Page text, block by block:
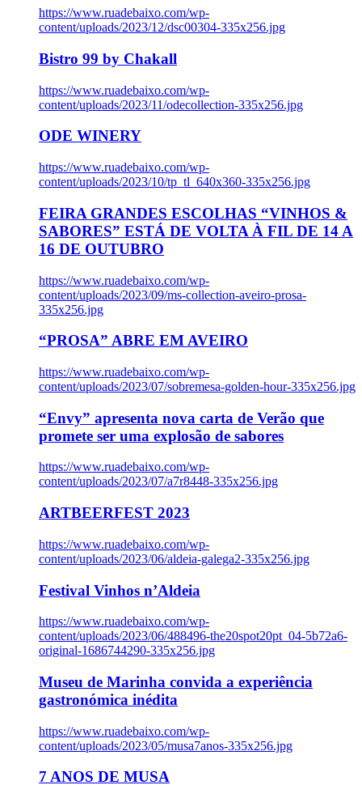
https://www.ruadebaixo.com/wp-
content/uploads/2023/12/dsc00304-335x256.jpg
Bistro 99 by Chakall
https://www.ruadebaixo.com/wp-
content/uploads/2023/11/odecollection-335x256.jpg
ODE WINERY
https://www.ruadebaixo.com/wp-
content/uploads/2023/10/tp_tl_640x360-335x256.jpg
FEIRA GRANDES ESCOLHAS “VINHOS &
SABORES” ESTÁ DE VOLTA À FIL DE 14 A
16 DE OUTUBRO
https://www.ruadebaixo.com/wp-
content/uploads/2023/09/ms-collection-aveiro-prosa-
335x256.jpg
“PROSA” ABRE EM AVEIRO
https://www.ruadebaixo.com/wp-
content/uploads/2023/07/sobremesa-golden-hour-335x256.jpg
“Envy” apresenta nova carta de Verão que
promete ser uma explosão de sabores
https://www.ruadebaixo.com/wp-
content/uploads/2023/07/a7r8448-335x256.jpg
ARTBEERFEST 2023
https://www.ruadebaixo.com/wp-
content/uploads/2023/06/aldeia-galega2-335x256.jpg
Festival Vinhos n’Aldeia
https://www.ruadebaixo.com/wp-
content/uploads/2023/06/488496-the20spot20pt_04-5b72a6-
original-1686744290-335x256.jpg
Museu de Marinha convida a experiência
gastronómica inédita
https://www.ruadebaixo.com/wp-
content/uploads/2023/05/musa7anos-335x256.jpg
7 ANOS DE MUSA